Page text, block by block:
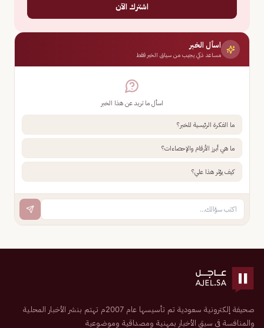
اشترك الآن
اسأل الخبر
مساعد ذكي يجيب من سياق الخبر فقط
اسأل ما تريد عن هذا الخبر
ما الفكرة الرئيسية للخبر؟
ما هي أبرز الأرقام والإحصاءات؟
كيف يؤثر هذا علي؟
صحيفة إلكترونية سعودية تم تأسيسها عام 2007م تهتم بنشر الأخبار المحلية
والمنافسة في سبق الأخبار بمهنية ومصداقية وموضوعية